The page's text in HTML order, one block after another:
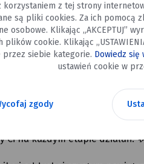
domu,
zyskujesz nie tylko
na każdym etapie działań.
korzystaniem z tej strony
są pliki cookies. Za ich pomocą
osobowe. Klikając „AKCEPTUJ”
plików cookie. Klikając
przez siebie kategorie. Dowiedz się
ustawień cookie w
zgody